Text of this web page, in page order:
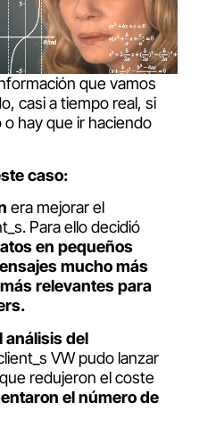
que vamos
casi a tiempo real, si
hay que ir haciendo
caso:
era mejorar el
Para ello decidió
en pequeños
mucho más
relevantes para
análisis del
VW pudo lanzar
redujeron el coste
el número de